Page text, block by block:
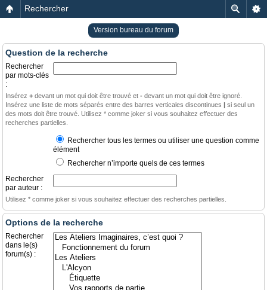
Rechercher
Version bureau du forum
Question de la recherche
Rechercher
par mots-clés
:
Insérez + devant un mot qui doit être trouvé et - devant un mot qui doit être ignoré.
Insérez une liste de mots séparés entre des barres verticales discontinues | si seul un
des mots doit être trouvé. Utilisez * comme joker si vous souhaitez effectuer des
recherches partielles.
Rechercher tous les termes ou utiliser une question comme
élément
Rechercher n’importe quels de ces termes
Rechercher
par auteur :
Utilisez * comme joker si vous souhaitez effectuer des recherches partielles.
Options de la recherche
Rechercher
dans le(s)
forum(s) :